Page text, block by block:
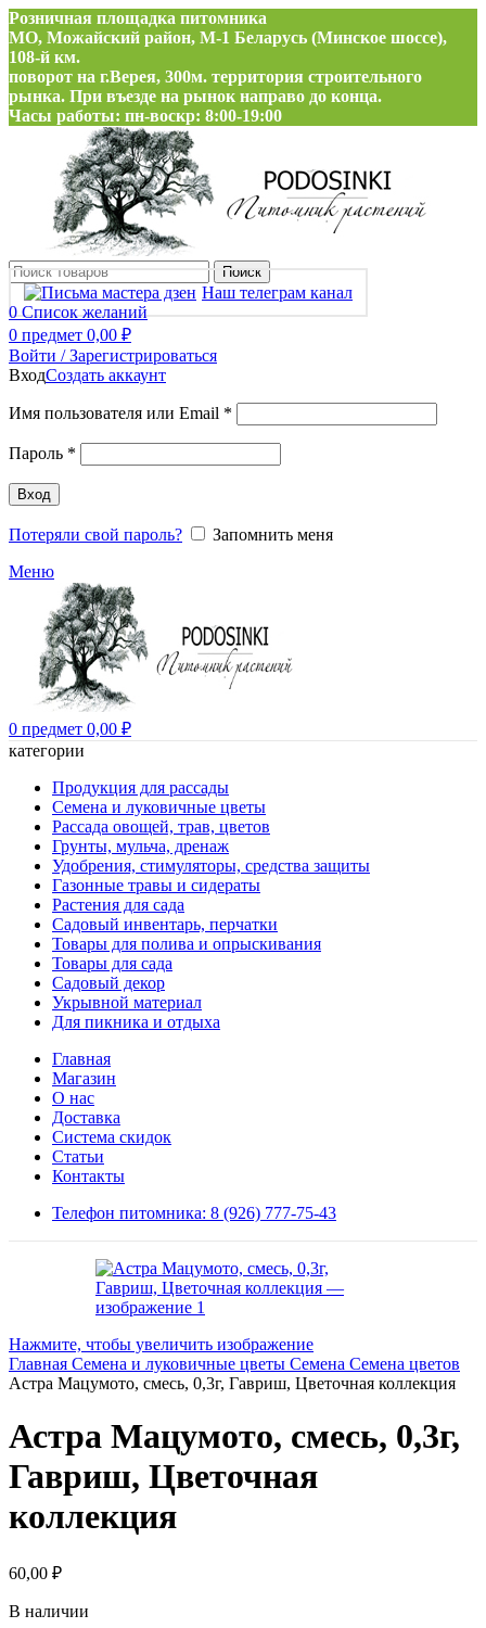
Розничная площадка питомника
МО, Можайский район, М-1 Беларусь (Минское шоссе),
108-й км.
поворот на г.Верея, 300м. территория строительного
рынка. При въезде на рынок направо до конца.
Часы работы: пн-воскр: 8:00-19:00
Поиск
Наш телеграм канал
0 Список желаний
0 предмет 0,00 ₽
Войти / Зарегистрироваться
ВходСоздать аккаунт
Имя пользователя или Email *
Пароль *
Вход
Потеряли свой пароль?
Запомнить меня
Меню
0 предмет 0,00 ₽
категории
Продукция для рассады
Семена и луковичные цветы
Рассада овощей, трав, цветов
Грунты, мульча, дренаж
Удобрения, стимуляторы, средства защиты
Газонные травы и сидераты
Растения для сада
Садовый инвентарь, перчатки
Товары для полива и опрыскивания
Товары для сада
Садовый декор
Укрывной материал
Для пикника и отдыха
Главная
Магазин
О нас
Доставка
Система скидок
Статьи
Контакты
Телефон питомника: 8 (926) 777-75-43
Нажмите, чтобы увеличить изображение
Главная Семена и луковичные цветы Семена Семена цветов
Астра Мацумото, смесь, 0,3г, Гавриш, Цветочная коллекция
Астра Мацумото, смесь, 0,3г,
Гавриш, Цветочная
коллекция
60,00 ₽
В наличии